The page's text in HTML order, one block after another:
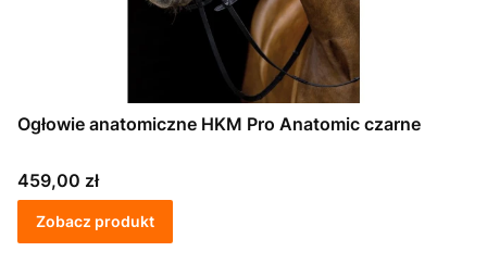
Ogłowie anatomiczne HKM Pro Anatomic czarne
Cena
459,00 zł
Zobacz produkt